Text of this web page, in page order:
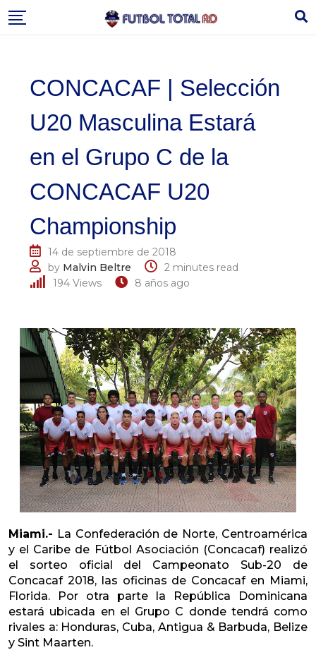
to
CONCACAF | Selección
U20 Masculina Estará
en el Grupo C de la
CONCACAF U20
Championship
14 de septiembre de 2018
by Malvin Beltre
2 minutes read
194 Views 8 años ago
Miami.- La Confederación de Norte, Centroamérica
y el Caribe de Fútbol Asociación (Concacaf) realizó
el sorteo oficial del Campeonato Sub-20 de
Concacaf 2018, las oficinas de Concacaf en Miami,
Florida. Por otra parte la República Dominicana
estará ubicada en el Grupo C donde tendrá como
rivales a: Honduras, Cuba, Antigua & Barbuda, Belize
y Sint Maarten.